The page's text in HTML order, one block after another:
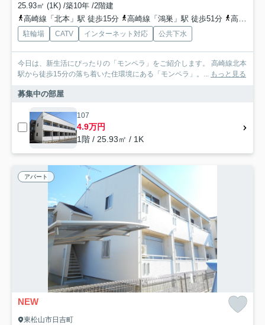
25.93㎡ (1K) /築10年 /2階建
高崎線「北本」駅 徒歩15分
高崎線「鴻巣」駅 徒歩51分 高崎線「桶川」駅 徒歩70分
駐輪場 CATV インターネット対応 公共下水
今日は、新生活にぴったりの「モンペラ」をご紹介します。 高崎線北本
駅から徒歩15分の落ち着いた住環境にある「モンペラ」。...
もっと見る
募集中の部屋
107
4.9万円
1階 / 25.93㎡ / 1K
アパート
NEW
東松山市日吉町